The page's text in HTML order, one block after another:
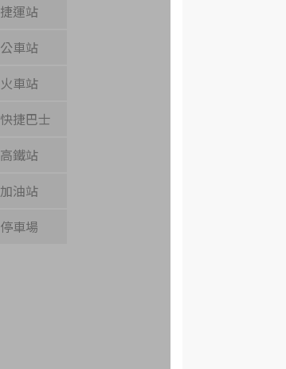
捷運站
公車站
火車站
快捷巴士
高鐵站
加油站
停車場